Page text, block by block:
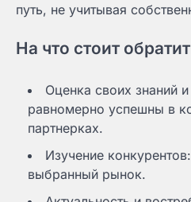
путь, не учитывая
На что стоит
Оценка своих знаний
равномерно успешны в
партнерках.
Изучение
выбранный рынок.